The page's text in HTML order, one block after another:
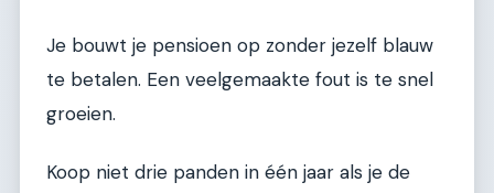
Je bouwt je pensioen op zonder jezelf blauw
te betalen. Een veelgemaakte fout is te snel
groeien.
Koop niet drie panden in één jaar als je de